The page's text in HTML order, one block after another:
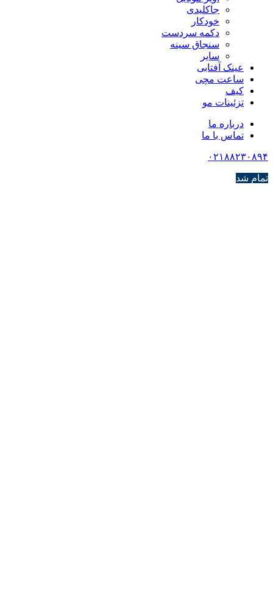
جاکلیدی
خودکار
دکمه سردست
سنجاق سینه
سایر
عینک آفتابی
ساعت مچی
کیف
تزئینات مو
درباره ما
تماس با ما
۰۲۱۸۸۲۳۰۸۹۴
تمام شد